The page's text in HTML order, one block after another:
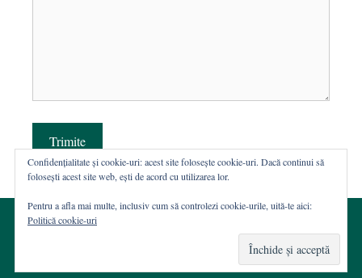
Trimite
Web hosting şi dezvoltare Wordpress:
Casa de WEB
Confidențialitate și cookie-uri: acest site folosește cookie-uri. Dacă continui să
folosești acest site web, ești de acord cu utilizarea lor.
Pentru a afla mai multe, inclusiv cum să controlezi cookie-urile, uită-te aici:
Politică cookie-uri